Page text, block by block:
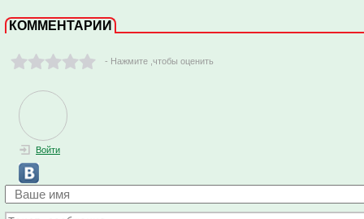
КОММЕНТАРИИ
- Нажмите ,чтобы оценить
Войти